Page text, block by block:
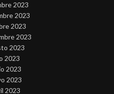
2023
2023
2023
2023
2023
2023
2023
2023
2023